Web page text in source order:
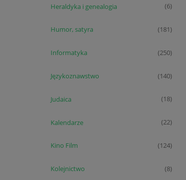
Heraldyka i genealogia (6)
Humor, satyra (181)
Informatyka (250)
Językoznawstwo (140)
Judaica (18)
Kalendarze (22)
Kino Film (124)
Kolejnictwo (8)